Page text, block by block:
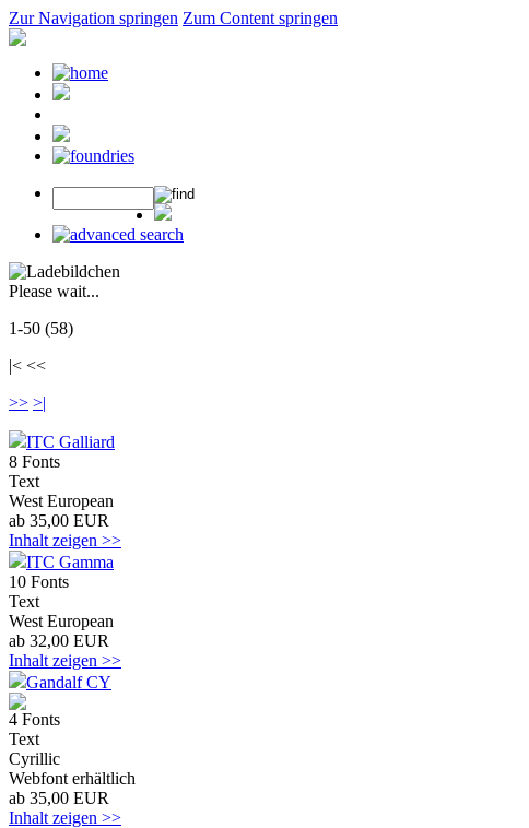
Zur Navigation springen Zum Content springen
Please wait...
1-50 (58)
|< <<
>> >|
ITC Galliard
8 Fonts
Text
West European
ab 35,00 EUR
Inhalt zeigen >>
ITC Gamma
10 Fonts
Text
West European
ab 32,00 EUR
Inhalt zeigen >>
Gandalf CY
4 Fonts
Text
Cyrillic
Webfont erhältlich
ab 35,00 EUR
Inhalt zeigen >>